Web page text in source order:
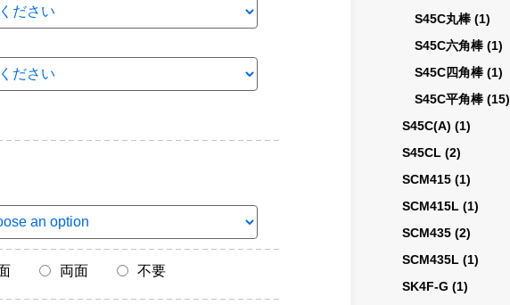
両面 不要
S45C丸棒 (1)
S45C六角棒 (1)
S45C四角棒 (1)
S45C平角棒 (15)
S45C(A) (1)
S45CL (2)
SCM415 (1)
SCM415L (1)
SCM435 (2)
SCM435L (1)
SK4F-G (1)